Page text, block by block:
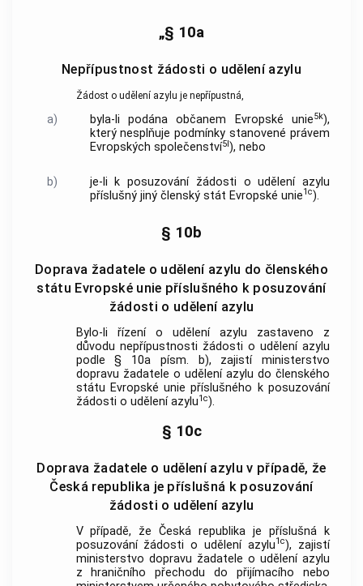
„§ 10a
Nepřípustnost žádosti o udělení azylu
Žádost o udělení azylu je nepřípustná,
a) byla-li podána občanem Evropské unie5k),
který nesplňuje podmínky stanovené právem
Evropských společenství5l), nebo
b)
je-li k posuzování žádosti o udělení azylu
příslušný jiný členský stát Evropské unie1c).
§ 10b
Doprava žadatele o udělení azylu do členského
státu Evropské unie příslušného k posuzování
žádosti o udělení azylu
Bylo-li řízení o udělení azylu zastaveno z
důvodu nepřípustnosti žádosti o udělení azylu
podle § 10a písm. b), zajistí ministerstvo
dopravu žadatele o udělení azylu do členského
státu Evropské unie příslušného k posuzování
žádosti o udělení azylu1c).
§ 10c
Doprava žadatele o udělení azylu v případě, že
Česká republika je příslušná k posuzování
žádosti o udělení azylu
V případě, že Česká republika je příslušná k
posuzování žádosti o udělení azylu1c), zajistí
ministerstvo dopravu žadatele o udělení azylu
z hraničního přechodu do přijímacího nebo